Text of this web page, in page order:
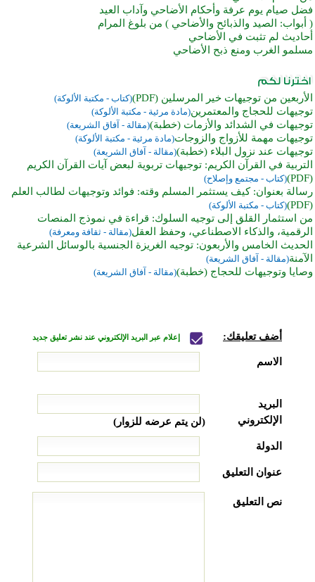
فضل صيام يوم عرفة وأحكام الأضاحي وآداب العيد
( أبواب: الصيد والذبائح والأضاحي ) من بلوغ المرام
أحاديث لم تثبت في الأضاحي
مسلمو الغرب ومنع ذبح الأضاحي
الأربعين من توجيهات خير المرسلين (PDF) (كتاب - مكتبة الألوكة)
توجيهات للحجاج والمعتمرين(مادة مرئية - مكتبة الألوكة)
توجيهات في الشدائد والأزمات (خطبة)(مقالة - آفاق الشريعة)
توجيهات مهمة للأزواج والزوجات(مادة مرئية - مكتبة الألوكة)
توجيهات عند نزول البلاء (خطبة)(مقالة - آفاق الشريعة)
التربية في القرآن الكريم: توجيهات تربوية لبعض آيات القرآن الكريم
(PDF)
(كتاب - مجتمع وإصلاح)
رسالة بعنوان: كيف يستثمر المسلم وقته: فوائد وتوجيهات لطالب العلم
(PDF)
(كتاب - مكتبة الألوكة)
من استثمار القلق إلى توجيه السلوك: قراءة في نموذج المنصات
الرقمية، والذكاء الاصطناعي، وحفظ العقل(مقالة - ثقافة ومعرفة)
الحديث الخامس والأربعون: توجيه الغريزة الجنسية بالوسائل الشرعية
الآمنة(مقالة - آفاق الشريعة)
وصايا وتوجيهات للحجاج (خطبة)(مقالة - آفاق الشريعة)
أضف تعليقك: إعلام عبر البريد الإلكتروني عند نشر تعليق جديد
الاسم
البريد
الإلكتروني
(لن يتم عرضه للزوار)
الدولة
عنوان التعليق
نص التعليق